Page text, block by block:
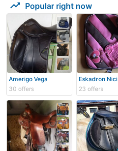
trending_up Popular right now
Amerigo Vega
30 offers
Eskadron Nici
23 offers